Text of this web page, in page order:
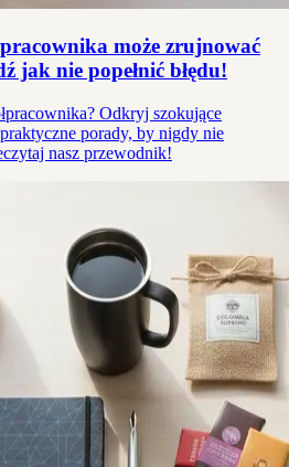
może zrujnować
jak nie popełnić błędu!
Odkryj szokujące
porady, by nigdy nie
nasz przewodnik!